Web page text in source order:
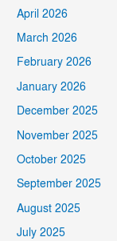
April 2026
March 2026
February 2026
January 2026
December 2025
November 2025
October 2025
September 2025
August 2025
July 2025